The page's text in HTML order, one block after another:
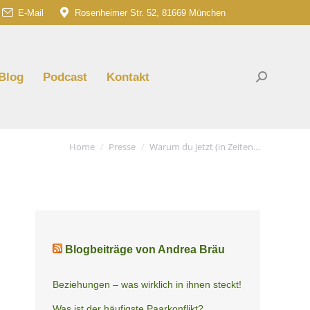
E-Mail Rosenheimer Str. 52, 81669 München
Podcast Kontakt Search:
You are here:
Home Presse Warum du jetzt (in Zeiten…
Blogbeiträge von Andrea Bräu
Beziehungen – was wirklich in ihnen steckt!